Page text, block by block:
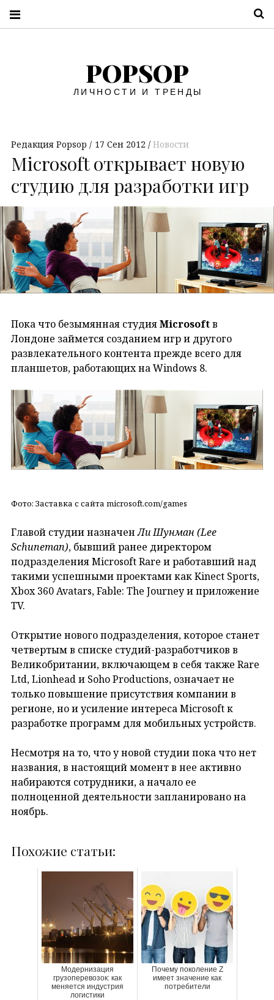
POPSOP
ЛИЧНОСТИ И ТРЕНДЫ
Редакция Popsop 17 Сен 2012 Новости
Microsoft открывает новую
студию для разработки игр
Пока что безымянная студияMicrosoftв
Лондоне займется созданием игр и другого
развлекательного контента прежде всего для
планшетов, работающих на Windows 8.
Фото: Заставка с сайта microsoft.com/games
Главой студии назначенЛи Шунман (Lee
Schuneman), бывший ранее директором
подразделения Microsoft Rare и работавший над
такими успешными проектами как Kinect Sports,
Xbox 360 Avatars, Fable: The Journey и приложение
TV.
Открытие нового подразделения, которое станет
четвертым в списке студий-разработчиков в
Великобритании, включающем в себя также Rare
Ltd, Lionhead и Soho Productions, означает не
только повышение присутствия компании в
регионе, но и усиление интереса Microsoft к
разработке программ для мобильных устройств.
Несмотря на то, что у новой студии пока что нет
названия, в настоящий момент в нее активно
набираются сотрудники, а начало ее
полноценной деятельности запланировано на
ноябрь.
Похожие статьи:
Модернизация
грузоперевозок: как
меняется индустрия
логистики
Почему поколение Z
имеет значение как
потребители